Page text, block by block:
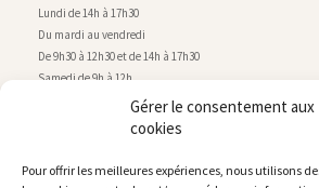
Gérer le consentement aux
cookies
Pour offrir les meilleures expériences, nous utilisons
Lundi de 14h à 17h30
Du mardi au vendredi
De 9h30 à 12h30 et de 14h à 17h30
Samedi de 9h à 12h
Service technique
rue de Montry–77700 Chessy